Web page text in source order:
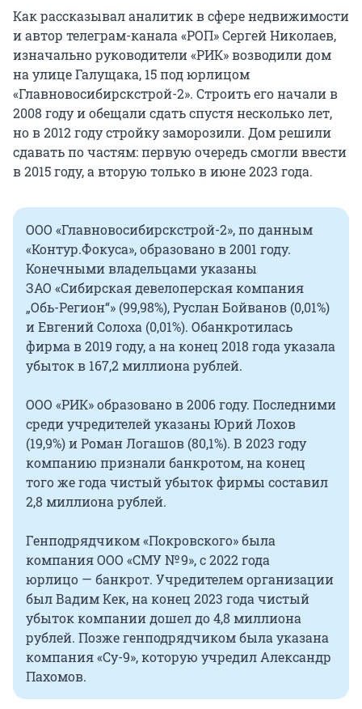
Как рассказывал аналитик в сфере недвижимости
и автор телеграм-канала «РОП» Сергей Николаев,
изначально руководители «РИК» возводили дом
на улице Галущака, 15 под юрлицом
«Главновосибирскстрой-2». Строить его начали в
2008 году и обещали сдать спустя несколько лет,
но в 2012 году стройку заморозили. Дом решили
сдавать по частям: первую очередь смогли ввести
в 2015 году, а вторую только в июне 2023 года.
ООО «Главновосибирскстрой-2», по данным
«Контур.Фокуса», образовано в 2001 году.
Конечными владельцами указаны
ЗАО «Сибирская девелоперская компания
„Обь-Регион“» (99,98%), Руслан Бойванов (0,01%)
и Евгений Солоха (0,01%). Обанкротилась
фирма в 2019 году, а на конец 2018 года указала
убыток в 167,2 миллиона рублей.
ООО «РИК» образовано в 2006 году. Последними
среди учредителей указаны Юрий Лохов
(19,9%) и Роман Логашов (80,1%). В 2023 году
компанию признали банкротом, на конец
того же года чистый убыток фирмы составил
2,8 миллиона рублей.
Генподрядчиком «Покровского» была
компания ООО «СМУ № 9», с 2022 года
юрлицо — банкрот. Учредителем организации
был Вадим Кек, на конец 2023 года чистый
убыток компании дошел до 4,8 миллиона
рублей. Позже генподрядчиком была указана
компания «Су-9», которую учредил Александр
Пахомов.